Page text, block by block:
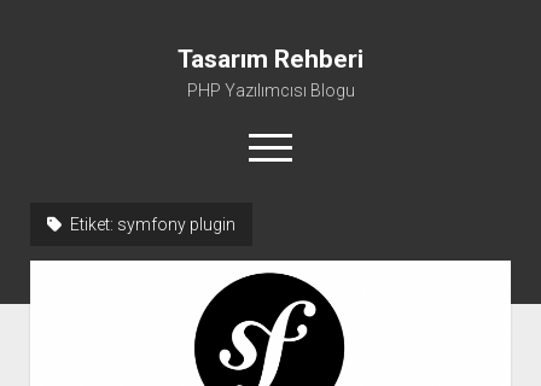
Tasarım Rehberi
PHP Yazılımcısı Blogu
menüyü
aç
Hakkımda
Etiket: symfony plugin